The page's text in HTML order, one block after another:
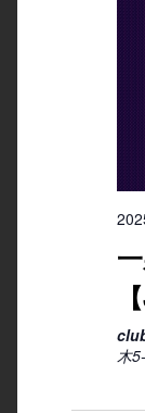
木